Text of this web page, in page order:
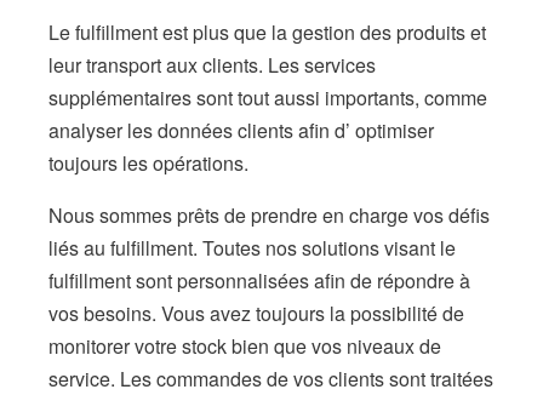
Le fulfillment est plus que la gestion des produits et
leur transport aux clients. Les services
supplémentaires sont tout aussi importants, comme
analyser les données clients afin d’ optimiser
toujours les opérations.
Nous sommes prêts de prendre en charge vos défis
liés au fulfillment. Toutes nos solutions visant le
fulfillment sont personnalisées afin de répondre à
vos besoins. Vous avez toujours la possibilité de
monitorer votre stock bien que vos niveaux de
service. Les commandes de vos clients sont traitées